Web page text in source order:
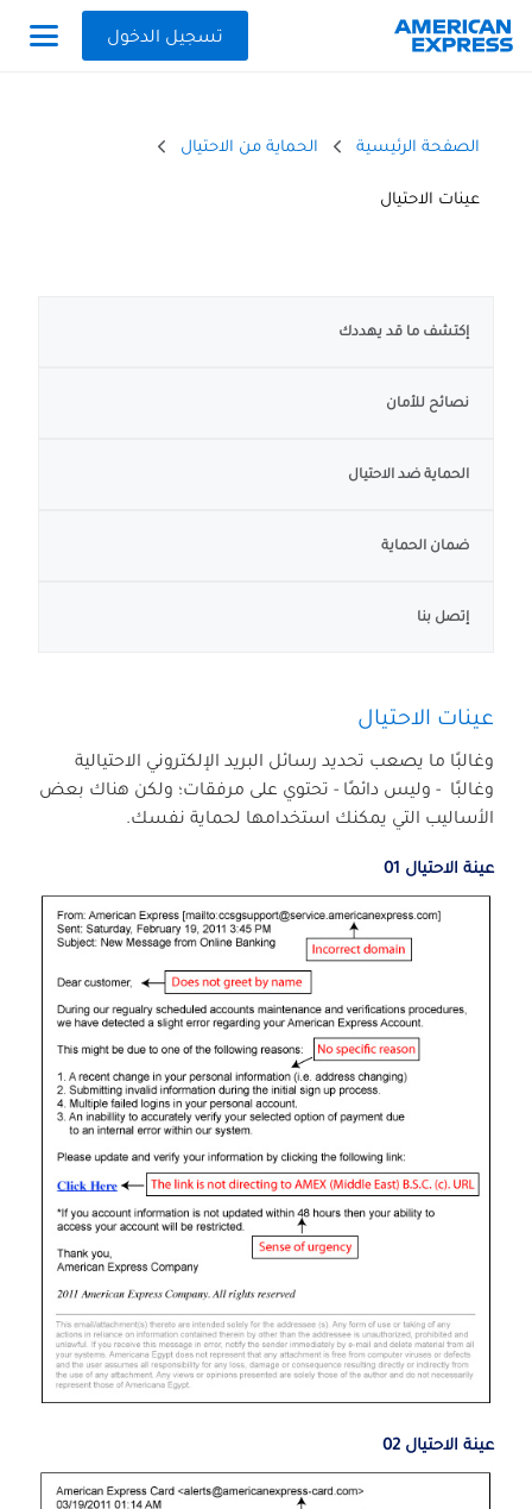
تسجيل الدخول
الصفحة الرئيسية الحماية من الاحتيال
عينات الاحتيال
إكتشف ما قد يهددك
نصائح للأمان
الحماية ضد الاحتيال
ضمان الحماية
إتصل بنا
عينات الاحتيال
وغالبًا ما يصعب تحديد رسائل البريد الإلكتروني الاحتيالية
وغالبًا - وليس دائمًا - تحتوي على مرفقات؛ ولكن هناك بعض
الأساليب التي يمكنك استخدامها لحماية نفسك.
عينة الاحتيال 01
عينة الاحتيال 02